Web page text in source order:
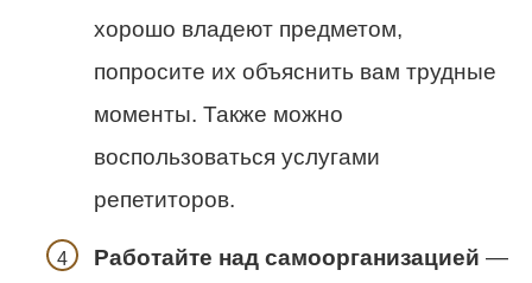
хорошо владеют предметом,
попросите их объяснить вам трудные
моменты. Также можно
воспользоваться услугами
репетиторов.
Работайте над самоорганизацией —